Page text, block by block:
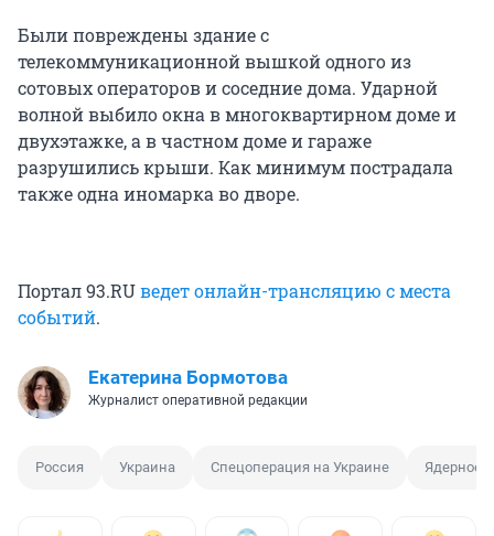
Были повреждены здание с
телекоммуникационной вышкой одного из
сотовых операторов и соседние дома. Ударной
волной выбило окна в многоквартирном доме и
двухэтажке, а в частном доме и гараже
разрушились крыши. Как минимум пострадала
также одна иномарка во дворе.
Портал 93.RUведет онлайн-трансляцию с места
событий.
Екатерина Бормотова
Журналист оперативной редакции
Россия Украина Спецоперация на Украине Ядерное